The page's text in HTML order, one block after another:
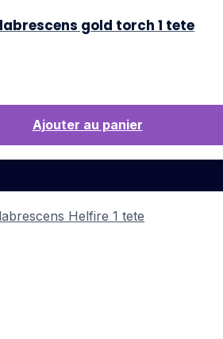
gold torch 1 tete
Ajouter au panier